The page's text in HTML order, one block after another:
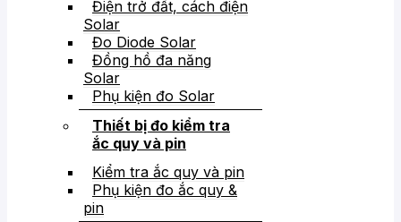
Điện trở đất, cách điện
Solar
Đo Diode Solar
Đồng hồ đa năng
Solar
Phụ kiện đo Solar
Thiết bị đo kiểm tra
ắc quy và pin
Kiểm tra ắc quy và pin
Phụ kiện đo ắc quy &
pin